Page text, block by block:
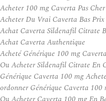
Acheter 100 mg Caverta Pas
Acheter Du Vrai Caverta Bas Prix
Achat Caverta Sildenafil Citrate
Achat Caverta Authentique
Acheté Générique 100 mg
Ou Acheter Sildenafil Citrate En
Générique Caverta 100 mg
ordonner Générique Caverta 100